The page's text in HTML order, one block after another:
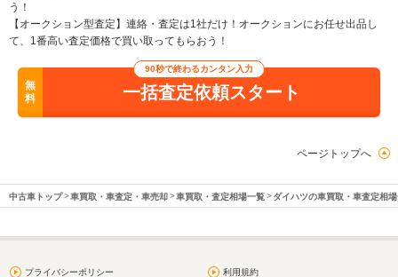
う！
【オークション型査定】連絡・査定は1社だけ！オークションにお任せ出品し
て、1番高い査定価格で買い取ってもらおう！
無
料
90秒で終わるカンタン入力
一括査定依頼スタート
ページトップへ
中古車トップ 車買取・車査定・車売却 車買取・査定相場一覧 ダイハツの車買取・車査定相
プライバシーポリシー 利用規約